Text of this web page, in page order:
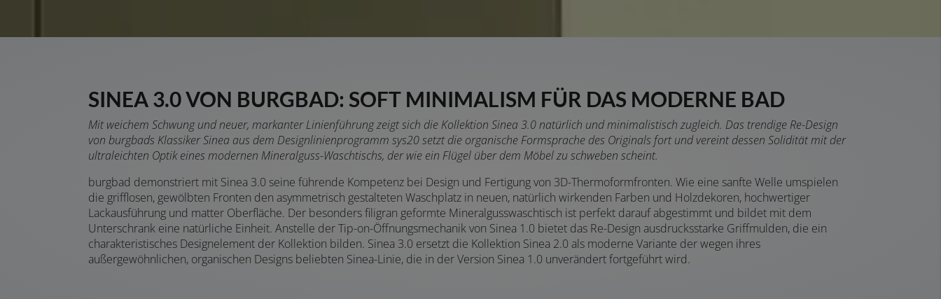
SINEA 3.0 VON BURGBAD: SOFT MINIMALISM FÜR DAS MODERNE BAD
Mit weichem Schwung und neuer, markanter Linienführung zeigt sich die Kollektion Sinea 3.0 natürlich und minimalistisch zugleich. Das trendige Re-Design
von burgbads Klassiker Sinea aus dem Designlinienprogramm sys20 setzt die organische Formsprache des Originals fort und vereint dessen Solidität mit der
ultraleichten Optik eines modernen Mineralguss-Waschtischs, der wie ein Flügel über dem Möbel zu schweben scheint.
burgbad demonstriert mit Sinea 3.0 seine führende Kompetenz bei Design und Fertigung von 3D-Thermoformfronten. Wie eine sanfte Welle umspielen
die grifflosen, gewölbten Fronten den asymmetrisch gestalteten Waschplatz in neuen, natürlich wirkenden Farben und Holzdekoren, hochwertiger
Lackausführung und matter Oberfläche. Der besonders filigran geformte Mineralgusswaschtisch ist perfekt darauf abgestimmt und bildet mit dem
Unterschrank eine natürliche Einheit. Anstelle der Tip-on-Öffnungsmechanik von Sinea 1.0 bietet das Re-Design ausdrucksstarke Griffmulden, die ein
charakteristisches Designelement der Kollektion bilden. Sinea 3.0 ersetzt die Kollektion Sinea 2.0 als moderne Variante der wegen ihres
außergewöhnlichen, organischen Designs beliebten Sinea-Linie, die in der Version Sinea 1.0 unverändert fortgeführt wird.